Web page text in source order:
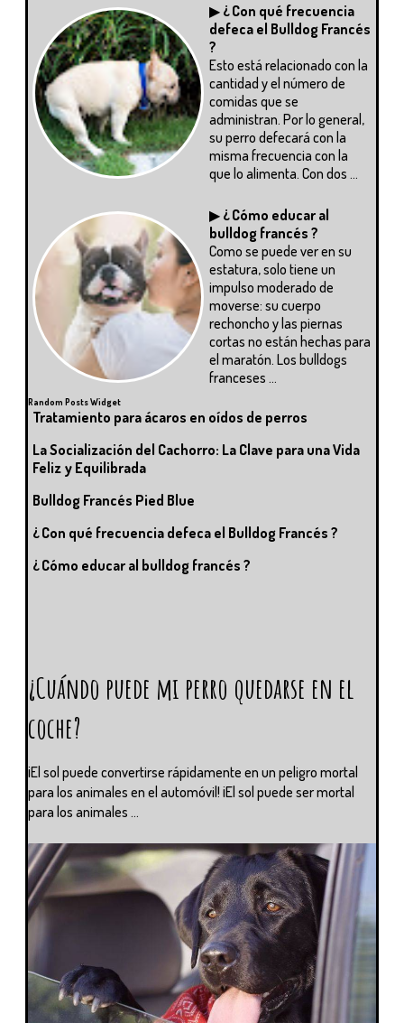
▶ ¿ Con qué frecuencia
defeca el Bulldog Francés
?
Esto está relacionado con la
cantidad y el número de
comidas que se
administran. Por lo general,
su perro defecará con la
misma frecuencia con la
que lo alimenta. Con dos ...
▶ ¿ Cómo educar al
bulldog francés ?
Como se puede ver en su
estatura, solo tiene un
impulso moderado de
moverse: su cuerpo
rechoncho y las piernas
cortas no están hechas para
el maratón. Los bulldogs
franceses ...
Random Posts Widget
Tratamiento para ácaros en oídos de perros
La Socialización del Cachorro: La Clave para una Vida
Feliz y Equilibrada
Bulldog Francés Pied Blue
¿ Con qué frecuencia defeca el Bulldog Francés ?
¿ Cómo educar al bulldog francés ?
¿Cuándo puede mi perro quedarse en el
coche?
¡El sol puede convertirse rápidamente en un peligro mortal
para los animales en el automóvil! ¡El sol puede ser mortal
para los animales ...